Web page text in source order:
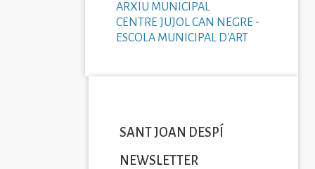
ARXIU MUNICIPAL
CENTRE JUJOL CAN NEGRE -
ESCOLA MUNICIPAL D'ART
SANT JOAN DESPÍ
NEWSLETTER